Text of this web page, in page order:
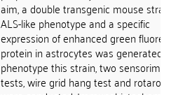
aim, a double transgenic mouse
ALS-like phenotype and a specific
expression of enhanced green
protein in astrocytes was generated.
phenotype this strain, two
tests, wire grid hang test and rotarod